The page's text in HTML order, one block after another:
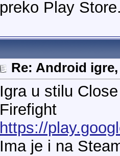
preko Play
Re: Android
Igra u stilu
Firefight
https://
Ima je i na